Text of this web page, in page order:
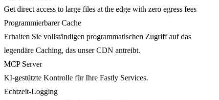
Get direct access to large files at the edge with zero egress fees
Programmierbarer Cache
Erhalten Sie vollständigen programmatischen Zugriff auf das
legendäre Caching, das unser CDN antreibt.
MCP Server
KI-gestützte Kontrolle für Ihre Fastly Services.
Echtzeit-Logging